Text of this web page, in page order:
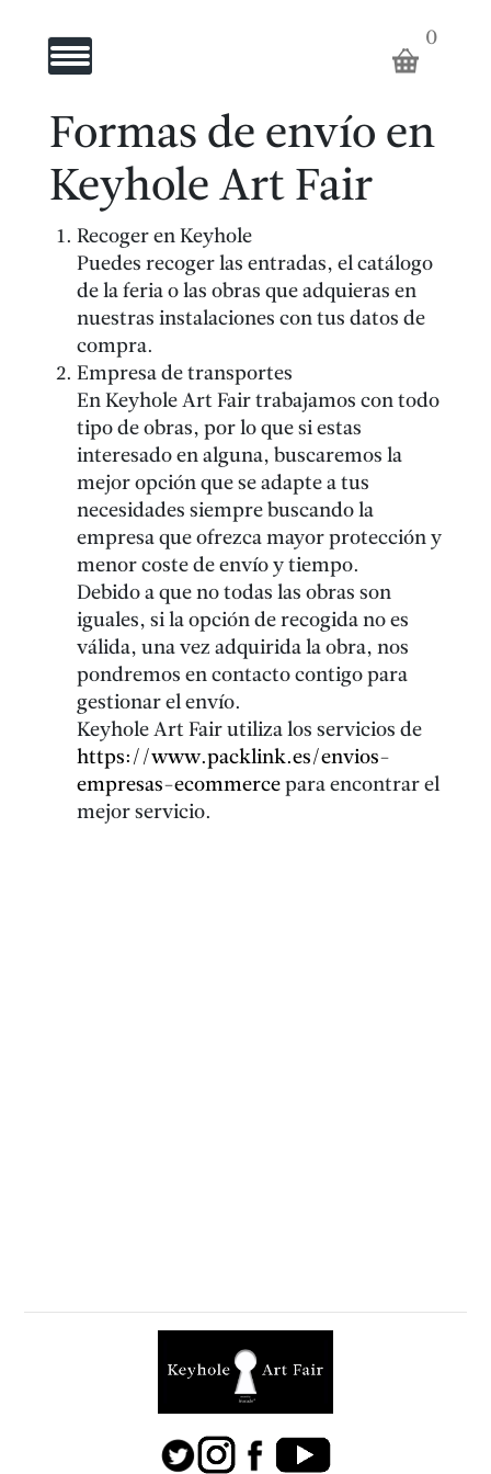
Toggle Navigation
GALERÍA
EL
PUNTO
ROJO
KEYHOLE
0
Formas de envío en
Keyhole Art Fair
Recoger en Keyhole
Puedes recoger las entradas, el catálogo
de la feria o las obras que adquieras en
nuestras instalaciones con tus datos de
compra.
Empresa de transportes
En Keyhole Art Fair trabajamos con todo
tipo de obras, por lo que si estas
interesado en alguna, buscaremos la
mejor opción que se adapte a tus
necesidades siempre buscando la
empresa que ofrezca mayor protección y
menor coste de envío y tiempo.
Debido a que no todas las obras son
iguales, si la opción de recogida no es
válida, una vez adquirida la obra, nos
pondremos en contacto contigo para
gestionar el envío.
Keyhole Art Fair utiliza los servicios de
https://www.packlink.es/envios-
empresas-ecommercepara encontrar el
mejor servicio.